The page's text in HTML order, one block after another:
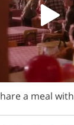
a meal with